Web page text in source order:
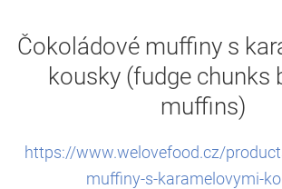
Čokoládové muffiny s
kousky (fudge chunks
muffins)
https://www.welovefood.cz/
muffiny-s-karamelovymi-